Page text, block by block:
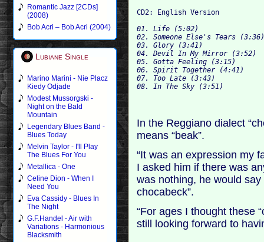
Romantic Jazz [2CDs]
(2008)
Bob Acri – Bob Acri (2004)
Lubiane Single
Marino Marini - Nie Placz
Kiedy Odjade
Modest Mussorgski -
Night on the Bald
Mountain
Legendary Blues Band -
Blues Today
Melvin Taylor - I'll Play
The Blues For You
Metallica - One
Celine Dion - When I
Need You
Eva Cassidy - Blues In
The Night
G.F.Handel - Air with
Variations - Harmonious
Blacksmith
01. Life (5:02)
02. Someone Else's Tears
03. Glory (3:41)
04. Devil In My Mirror (3:52)
06. Spirit Together (4:41)
07. Too Late (3:43)
In the Reggiano dialect
means “beak”.
“It was an expression my
I asked him if there was
was nothing, he would say
chocabeck”.
“For ages I thought these
still looking forward to